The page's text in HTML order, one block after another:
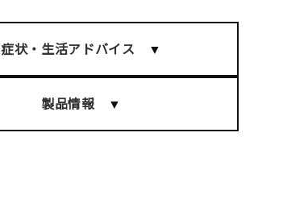
症状・生活アドバイス
製品情報